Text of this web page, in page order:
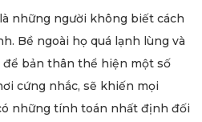
những người không biết cách
Bề ngoài họ quá lạnh lùng và
để bản thân thể hiện một số
cứng nhắc, sẽ khiến mọi
những tính toán nhất định đối